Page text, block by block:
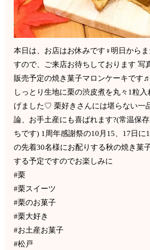
本日は、お店はお休みです‍♀️明日から
すので、ご来店お待ちしております 写
販売予定の焼き菓子マロンケーキです
しっとり生地に栗の渋皮煮を丸々1粒入
げました♡ 栗好きさんには堪らない一
論、お手土産にも喜ばれます?(常温保
ちです) 1周年感謝祭の10月15、17日に
の先着30名様にお配りする秋の焼き菓
する予定ですのでお楽しみに
#栗
#栗スイーツ
#栗のお菓子
#栗大好き
#お土産お菓子
#松戸